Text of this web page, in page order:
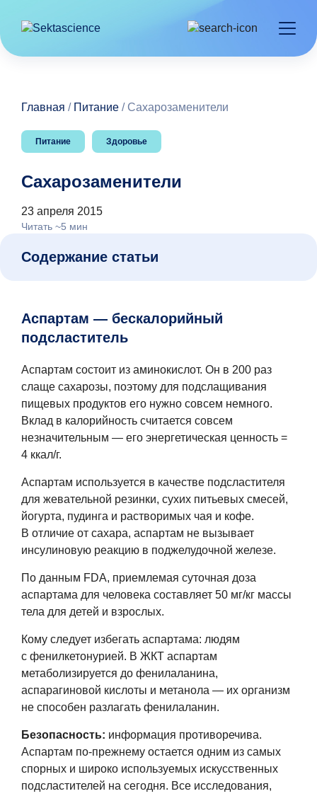
Главная / Питание /Сахарозаменители
Питание Здоровье
Сахарозаменители
23 апреля 2015
Читать ~5 мин
Аспартам — бескалорийный
подсластитель
Аспартам состоит из аминокислот. Он в 200 раз
слаще сахарозы, поэтому для подслащивания
пищевых продуктов его нужно совсем немного.
Вклад в калорийность считается совсем
незначительным — его энергетическая ценность =
4 ккал/г.
Аспартам используется в качестве подсластителя
для жевательной резинки, сухих питьевых смесей,
йогурта, пудинга и растворимых чая и кофе.
В отличие от сахара, аспартам не вызывает
инсулиновую реакцию в поджелудочной железе.
По данным FDA, приемлемая суточная доза
аспартама для человека составляет 50 мг/кг массы
тела для детей и взрослых.
Кому следует избегать аспартама: людям
с фенилкетонурией. В ЖКТ аспартам
метаболизируется до фенилаланина,
аспарагиновой кислоты и метанола — их организм
не способен разлагать фенилаланин.
Безопасность: информация противоречива.
Аспартам по-прежнему остается одним из самых
спорных и широко используемых искусственных
подсластителей на сегодня. Все исследования,
Содержание статьи